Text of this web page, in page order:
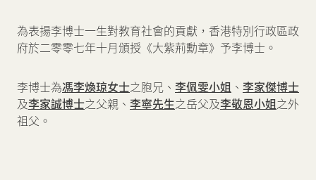
為表揚李博士一生對教育社會的貢獻，香港特別行政區政
府於二零零七年十月頒授《大紫荊勳章》予李博士。
李博士為馮李煥琼女士之胞兄、 李佩雯小姐 、 李家傑博士
及李家誠博士之父親、 李寧先生之岳父及李敬恩小姐之外
祖父。